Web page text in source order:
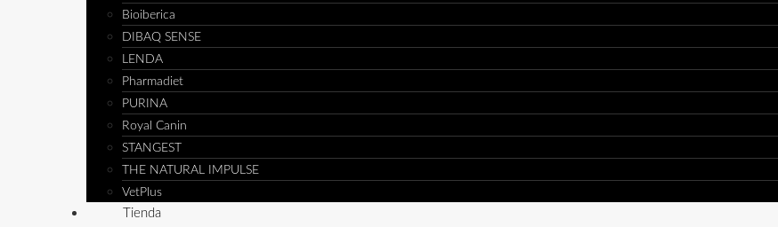
Bioiberica
DIBAQ SENSE
LENDA
Pharmadiet
PURINA
Royal Canin
STANGEST
THE NATURAL IMPULSE
VetPlus
Tienda